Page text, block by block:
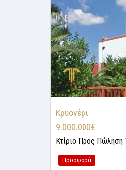
Κρυονέρι
9.000.000€
Κτίριο Προς Πώληση
Προσφορά